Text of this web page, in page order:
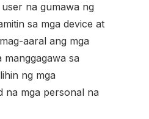
na gumawa ng
sa mga device at
aaral ang mga
sa
ng mga
na mga personal na